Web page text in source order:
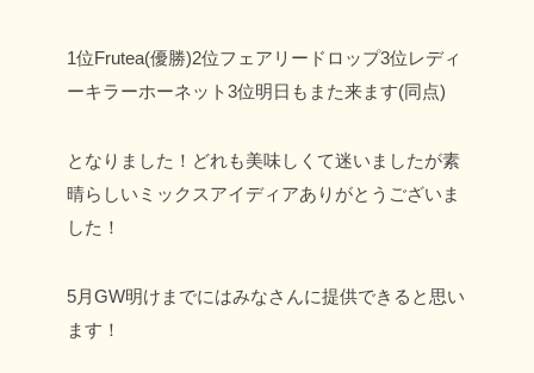
1位Frutea(優勝)2位フェアリードロップ3位レディ
ーキラーホーネット3位明日もまた来ます(同点)
となりました！どれも美味しくて迷いましたが素
晴らしいミックスアイディアありがとうございま
した！
5月GW明けまでにはみなさんに提供できると思い
ます！